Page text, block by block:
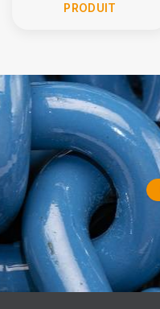
PRODUIT